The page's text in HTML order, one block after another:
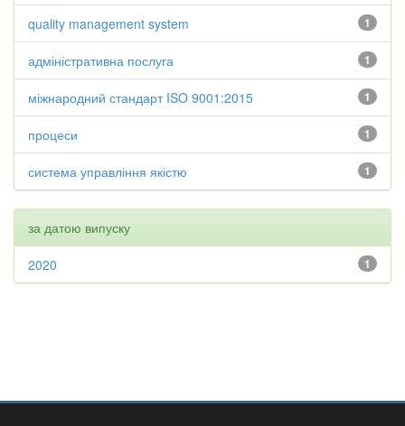
1
quality management system
1
адміністративна послуга
1
міжнародний стандарт ISO 9001:2015
1
процеси
1
система управління якістю
за датою випуску
1
2020